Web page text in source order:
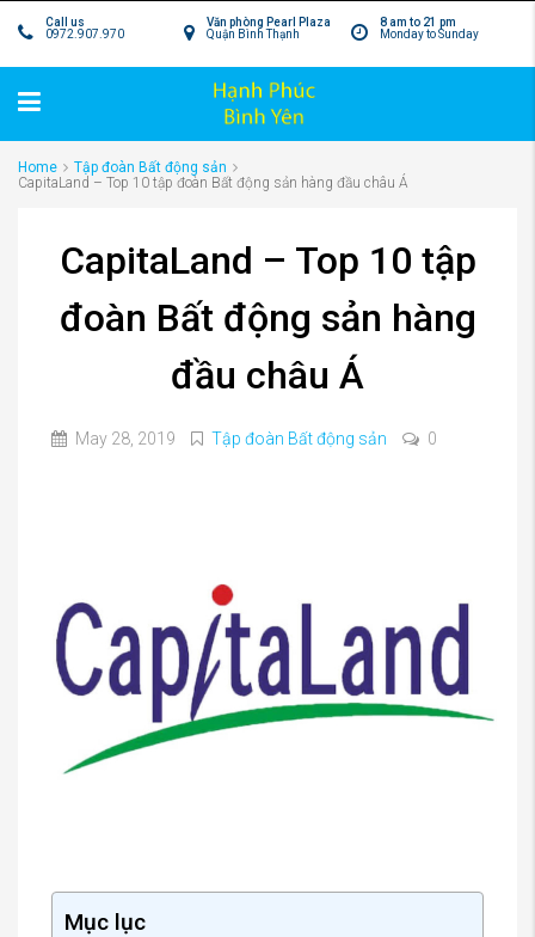
8 am to 21 pm
Monday to Sunday
Văn phòng Pearl Plaza
Quận Bình Thạnh
Call us
0972.907.970
Home
Tập đoàn Bất động sản
CapitaLand – Top 10 tập đoàn Bất động sản hàng đầu châu Á
CapitaLand – Top 10 tập
đoàn Bất động sản hàng
đầu châu Á
May 28, 2019 Tập đoàn Bất động sản 0
Mục lục